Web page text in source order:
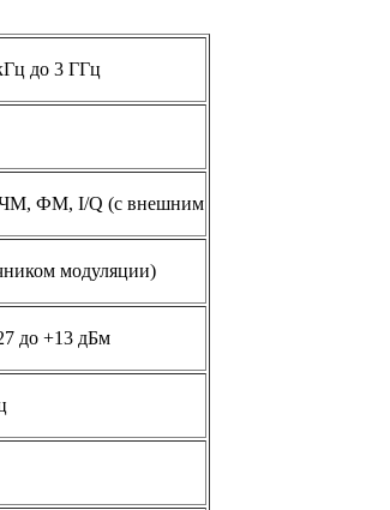
до 3 ГГц
ФМ, I/Q (с внешним
модуляции)
до +13 дБм